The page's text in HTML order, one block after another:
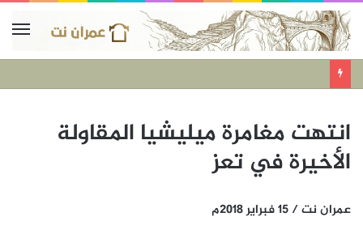
‫انتهت مغامرة ميليشيا المقاولة
الأخيرة في تعز
عمران نت / 15 فبراير 2018م